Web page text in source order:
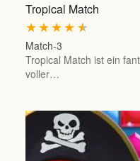
Tropical Match
★
★
★
★
★
Match-3
Tropical Match ist ein
voller…